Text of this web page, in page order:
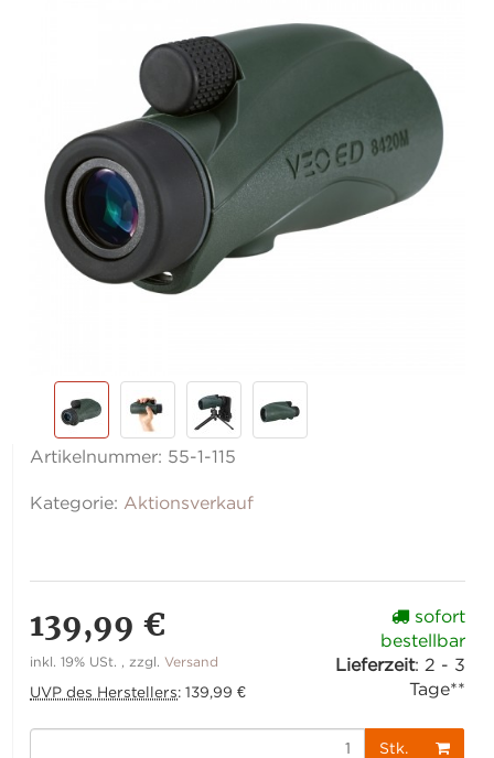
Artikelnummer: 55-1-115
Kategorie: Aktionsverkauf
139,99 €
inkl. 19% USt. , zzgl.Versand
UVP des Herstellers:139,99 €
sofort
bestellbar
Lieferzeit: 2 - 3
Tage**
Stk.